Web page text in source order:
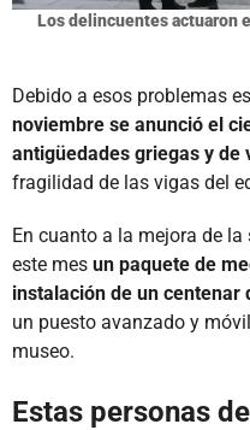
Los delincuentes actuaron
Debido a esos problemas
noviembre se anunció el
antigüedades griegas y de
fragilidad de las vigas del
En cuanto a la mejora de
este mes un paquete de
instalación de un
un puesto avanzado y
museo.
Estas personas